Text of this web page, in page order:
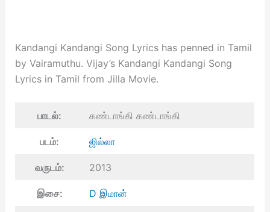
Kandangi Kandangi Song Lyrics has penned in Tamil
by Vairamuthu. Vijay’s Kandangi Kandangi Song
Lyrics in Tamil from Jilla Movie.
பாடல்: கண்டாங்கி கண்டாங்கி
படம்: ஜில்லா
வருடம்: 2013
இசை: D இமான்